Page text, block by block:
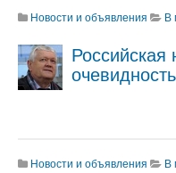
Новости и объявления В
Российская
очевидность
Новости и объявления В